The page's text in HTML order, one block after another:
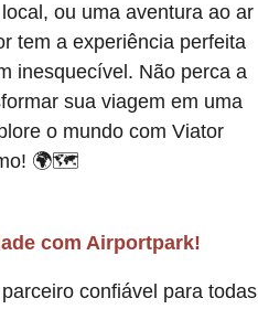
ou uma aventura ao ar
tem a experiência perfeita
inesquecível. Não perca a
sua viagem em uma
o mundo com Viator
🌍🗺️
com Airportpark!
confiável para todas